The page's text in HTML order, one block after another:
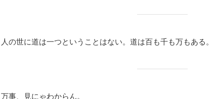
人の世に道は一つということはない。道は百も千も万もある。
万事、見にゃわからん。